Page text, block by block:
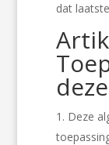
dat
Deze